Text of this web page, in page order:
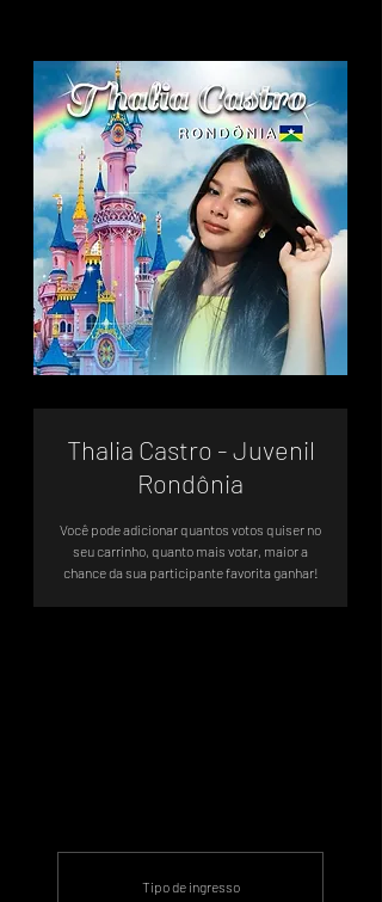
Thalia Castro - Juvenil
Rondônia
Você pode adicionar quantos votos quiser no
seu carrinho, quanto mais votar, maior a
chance da sua participante favorita ganhar!
Tipo de ingresso